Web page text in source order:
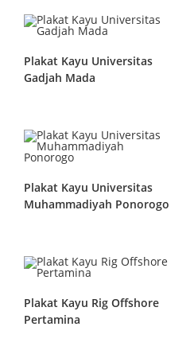
Plakat Kayu Universitas
Gadjah Mada
Plakat Kayu Universitas
Muhammadiyah Ponorogo
Plakat Kayu Rig Offshore
Pertamina